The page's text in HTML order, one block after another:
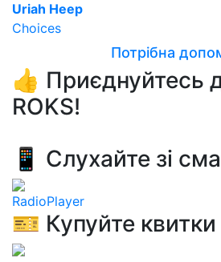
Uriah Heep
Choices
Потрібна
👍 Приєднуйтесь
ROKS!
📱 Слухайте зі
RadioPlayer
🎫 Купуйте